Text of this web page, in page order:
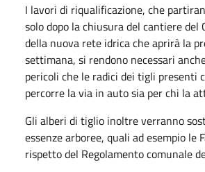
I lavori di riqualificazione, che
solo dopo la chiusura del cantiere del
della nuova rete idrica che aprirà la
settimana, si rendono necessari
pericoli che le radici dei tigli presenti
percorre la via in auto sia per chi la
Gli alberi di tiglio inoltre verranno
essenze arboree, quali ad esempio le
rispetto del Regolamento comunale